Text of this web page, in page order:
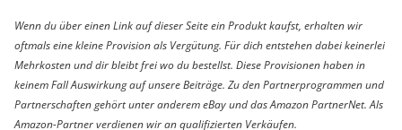
Wenn du über einen Link auf dieser Seite ein Produkt kaufst, erhalten wir
oftmals eine kleine Provision als Vergütung. Für dich entstehen dabei keinerlei
Mehrkosten und dir bleibt frei wo du bestellst. Diese Provisionen haben in
keinem Fall Auswirkung auf unsere Beiträge. Zu den Partnerprogrammen und
Partnerschaften gehört unter anderem eBay und das Amazon PartnerNet. Als
Amazon-Partner verdienen wir an qualifizierten Verkäufen.